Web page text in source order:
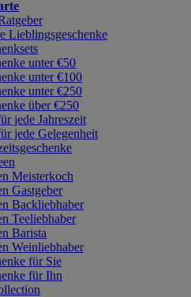
Lieblingsgeschenke
unter €50
unter €100
unter €250
über €250
jede Jahreszeit
jede Gelegenheit
Meisterkoch
Gastgeber
Backliebhaber
Teeliebhaber
Barista
Weinliebhaber
für Sie
für Ihn